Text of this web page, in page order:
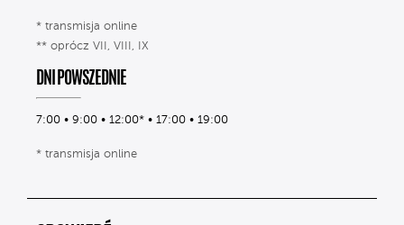
* transmisja online
** oprócz VII, VIII, IX
DNI POWSZEDNIE
7:00 • 9:00 • 12:00* • 17:00 • 19:00
* transmisja online